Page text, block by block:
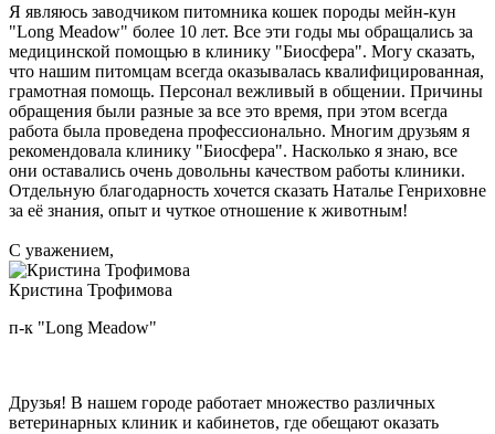
Я являюсь заводчиком питомника кошек породы мейн-кун
"Long Meadow" более 10 лет. Все эти годы мы обращались за
медицинской помощью в клинику "Биосфера". Могу сказать,
что нашим питомцам всегда оказывалась квалифицированная,
грамотная помощь. Персонал вежливый в общении. Причины
обращения были разные за все это время, при этом всегда
работа была проведена профессионально. Многим друзьям я
рекомендовала клинику "Биосфера". Насколько я знаю, все
они оставались очень довольны качеством работы клиники.
Отдельную благодарность хочется сказать Наталье Генриховне
за её знания, опыт и чуткое отношение к животным!
С уважением,
Кристина Трофимова
п-к "Long Meadow"
Друзья! В нашем городе работает множество различных
ветеринарных клиник и кабинетов, где обещают оказать